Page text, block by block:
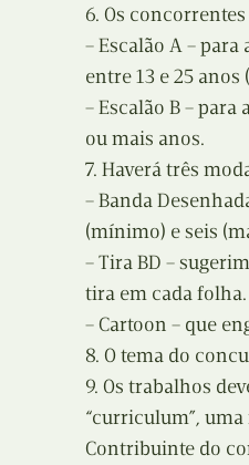
6. Os
– Escalão A –
entre 13 e 25 anos
– Escalão B –
ou mais anos.
7. Haverá três
– Banda
(mínimo) e seis
– Tira BD –
tira em cada folha.
– Cartoon – que
8. O tema do
9. Os trabalhos
“curriculum”,
Contribuinte do